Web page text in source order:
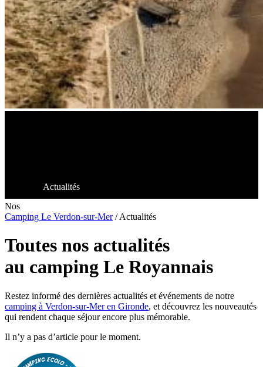
Actualités
Nos
Camping Le Verdon-sur-Mer/Actualités
Toutes nos actualités
au camping Le Royannais
Restez informé des dernières actualités et événements de notre
camping à Verdon-sur-Mer en Gironde, et découvrez les nouveautés
qui rendent chaque séjour encore plus mémorable.
Il n’y a pas d’article pour le moment.